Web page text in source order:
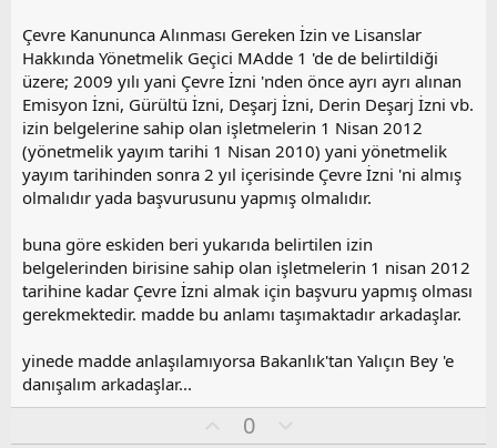
y
l
a
Çevre Kanununca Alınması Gereken İzin ve Lisanslar
Hakkında Yönetmelik Geçici MAdde 1 'de de belirtildiği
üzere; 2009 yılı yani Çevre İzni 'nden önce ayrı ayrı alınan
Emisyon İzni, Gürültü İzni, Deşarj İzni, Derin Deşarj İzni vb.
izin belgelerine sahip olan işletmelerin 1 Nisan 2012
(yönetmelik yayım tarihi 1 Nisan 2010) yani yönetmelik
yayım tarihinden sonra 2 yıl içerisinde Çevre İzni 'ni almış
olmalıdır yada başvurusunu yapmış olmalıdır.
buna göre eskiden beri yukarıda belirtilen izin
belgelerinden birisine sahip olan işletmelerin 1 nisan 2012
tarihine kadar Çevre İzni almak için başvuru yapmış olması
gerekmektedir. madde bu anlamı taşımaktadır arkadaşlar.
yinede madde anlaşılamıyorsa Bakanlık'tan Yalıçın Bey 'e
danışalım arkadaşlar...
0